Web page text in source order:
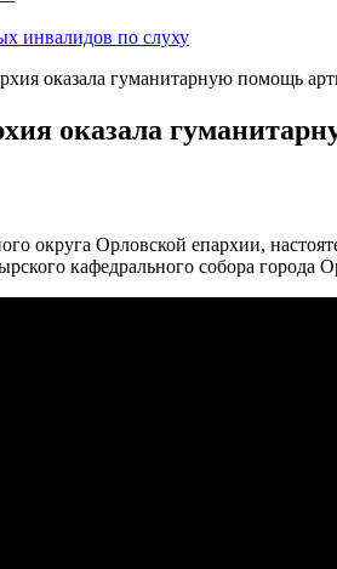
инвалидов по слуху
оказала гуманитарную помощь
оказала
округа Орловской епархии,
кафедрального собора